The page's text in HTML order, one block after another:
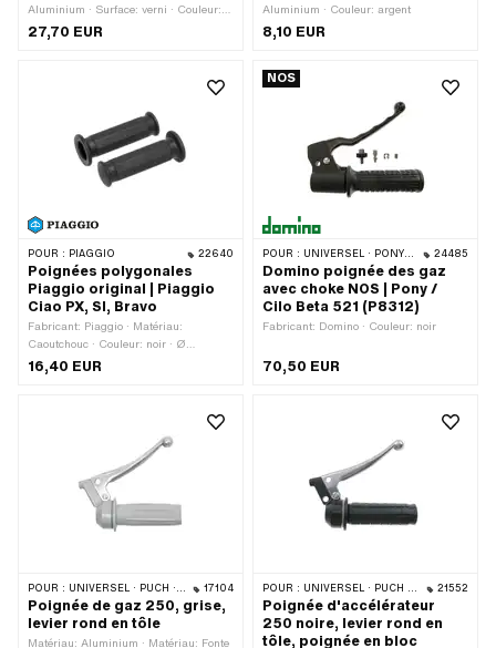
Aluminium · Surface: verni · Couleur:
noir · Type de fixation: Vis · Nombre de
points de fixation: 1 pcs
27,70 EUR
Aluminium · Couleur: argent
8,10 EUR
POUR : PIAGGIO 22640
Poignées polygonales
Piaggio original | Piaggio
Ciao PX, SI, Bravo
Fabricant: Piaggio · Matériau:
Caoutchouc · Couleur: noir · Ø
intérieur: 22 mm · Ø intérieur: 24 mm
16,40 EUR
NOS
POUR : UNIVERSEL · PONY / CILO (BÊTA 521 & 512) 24485
Domino poignée des gaz
avec choke NOS | Pony /
Cilo Beta 521 (P8312)
Fabricant: Domino · Couleur: noir
70,50 EUR
POUR : UNIVERSEL · PUCH · SACHS · PONY / CILO (BÊTA 521 & 512) · ZÜNDAPP BELMONDO 17104
Poignée de gaz 250, grise,
levier rond en tôle
Matériau: Aluminium · Matériau: Fonte
POUR : UNIVERSEL · PUCH · SACHS · PONY / CILO (BÊTA 521 & 512) · ZÜNDAPP BELMONDO 21552
Poignée d'accélérateur
250 noire, levier rond en
tôle, poignée en bloc